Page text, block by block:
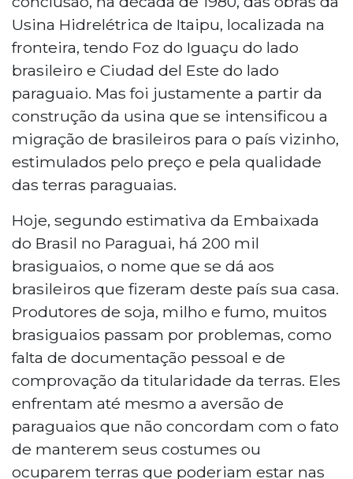
Usina Hidrelétrica de Itaipu, localizada na
fronteira, tendo Foz do Iguaçu do lado
brasileiro e Ciudad del Este do lado
paraguaio. Mas foi justamente a partir da
construção da usina que se intensificou a
migração de brasileiros para o país vizinho,
estimulados pelo preço e pela qualidade
das terras paraguaias.
Hoje, segundo estimativa da Embaixada
do Brasil no Paraguai, há 200 mil
brasiguaios, o nome que se dá aos
brasileiros que fizeram deste país sua casa.
Produtores de soja, milho e fumo, muitos
brasiguaios passam por problemas, como
falta de documentação pessoal e de
comprovação da titularidade da terras. Eles
enfrentam até mesmo a aversão de
paraguaios que não concordam com o fato
de manterem seus costumes ou
ocuparem terras que poderiam estar nas